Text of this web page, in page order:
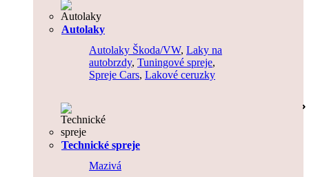
Autolaky
Autolaky Škoda/VW, Laky na
autobrzdy, Tuningové spreje,
Spreje Cars, Lakové ceruzky
Technické spreje
Mazivá